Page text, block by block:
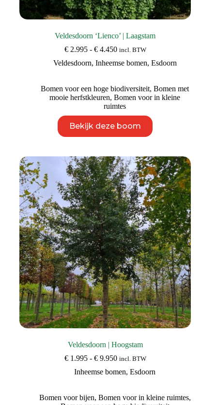
Veldesdoorn ‘Lienco’ | Laagstam
€2.995 - €4.450Prijsklasse:
tot
incl. BTW
Veldesdoorn, Inheemse bomen, Esdoorn
Bomen voor een hoge biodiversiteit,Bomen met
mooie herfstkleuren,Bomen voor in kleine
ruimtes
Bekijk deze boom
product
heeft
Deze
optie
kan
gekozen
worden
op
de
productpagina
Veldesdoorn | Hoogstam
€1.995 - €9.950Prijsklasse:
tot
incl. BTW
Inheemse bomen,Esdoorn
Bomen voor bijen, Bomen voor in kleine ruimtes,